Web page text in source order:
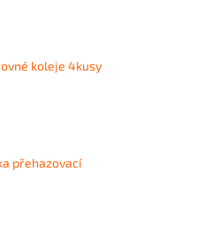
koleje 4kusy
přehazovací